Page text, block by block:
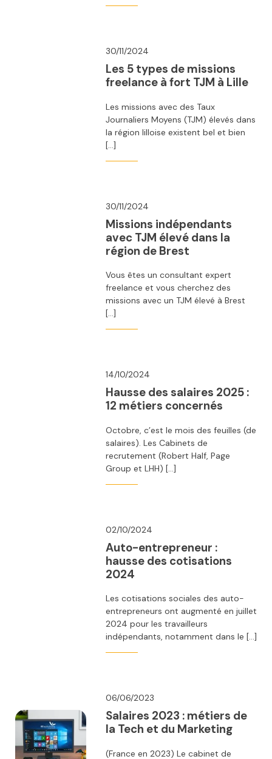
30/11/2024
Les 5 types de missions
freelance à fort TJM à Lille
Les missions avec des Taux
Journaliers Moyens (TJM) élevés dans
la région lilloise existent bel et bien
[…]
30/11/2024
Missions indépendants
avec TJM élevé dans la
région de Brest
Vous êtes un consultant expert
freelance et vous cherchez des
missions avec un TJM élevé à Brest
[…]
14/10/2024
Hausse des salaires 2025 :
12 métiers concernés
Octobre, c’est le mois des feuilles (de
salaires). Les Cabinets de
recrutement (Robert Half, Page
Group et LHH) […]
02/10/2024
Auto-entrepreneur :
hausse des cotisations
2024
Les cotisations sociales des auto-
entrepreneurs ont augmenté en juillet
2024 pour les travailleurs
indépendants, notamment dans le […]
06/06/2023
Salaires 2023 : métiers de
la Tech et du Marketing
(France en 2023) Le cabinet de